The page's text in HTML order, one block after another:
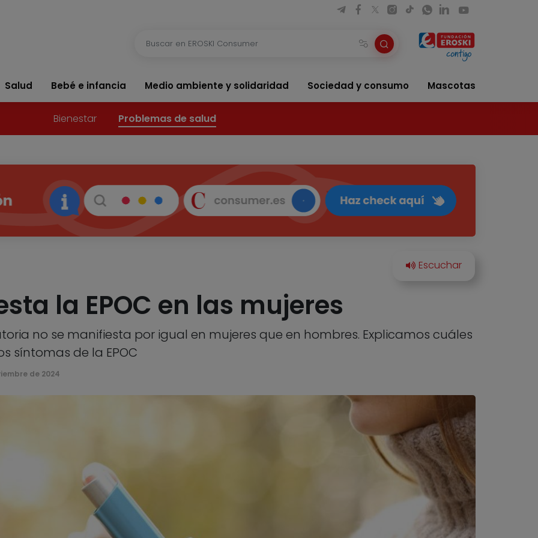
Salud Bebé e infancia Medio ambiente y solidaridad Sociedad y consumo Mascotas
Bienestar Problemas de salud
la EPOC en las mujeres
no se manifiesta por igual en mujeres que en hombres. Explicamos cuáles
síntomas de la EPOC
de 2024